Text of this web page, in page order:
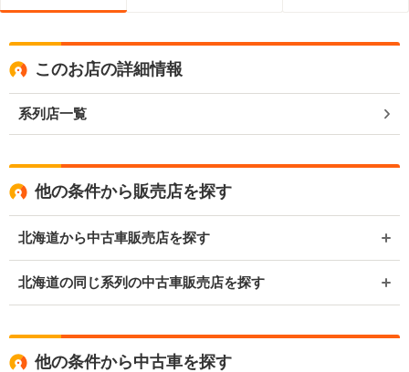
このお店の詳細情報
系列店一覧
他の条件から販売店を探す
北海道から中古車販売店を探す
北海道の同じ系列の中古車販売店を探す
他の条件から中古車を探す